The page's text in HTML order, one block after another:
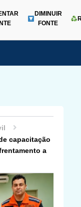
Menu
DIMINUIR
FONTE
capacitação
a